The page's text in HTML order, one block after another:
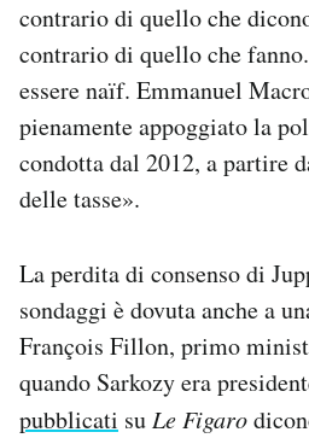
contrario di quello che
contrario di quello che
essere naïf. Emmanuel
pienamente appoggiato la
condotta dal 2012, a partire
delle tasse».
La perdita di consenso di
sondaggi è dovuta anche a
François Fillon, primo
quando Sarkozy era
pubblicati suLe Figaro